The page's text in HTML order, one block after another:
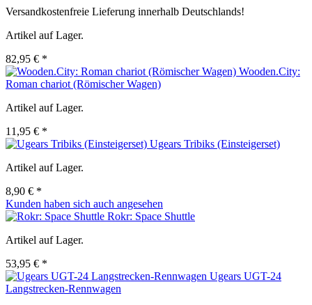
Versandkostenfreie Lieferung innerhalb Deutschlands!
Artikel auf Lager.
82,95 € *
Wooden.City:
Roman chariot (Römischer Wagen)
Artikel auf Lager.
11,95 € *
Ugears Tribiks (Einsteigerset)
Artikel auf Lager.
8,90 € *
Kunden haben sich auch angesehen
Rokr: Space Shuttle
Artikel auf Lager.
53,95 € *
Ugears UGT-24
Langstrecken-Rennwagen